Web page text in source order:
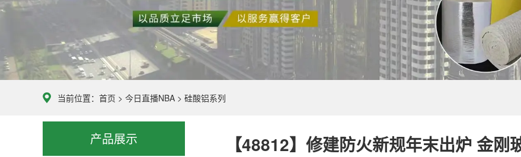
当前位置： 首页 > 今日直播NBA > 硅酸铝系列
产品展示 【48812】修建防火新规年末出炉 金刚